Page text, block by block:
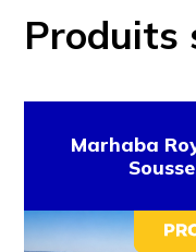
Produits
Marhaba